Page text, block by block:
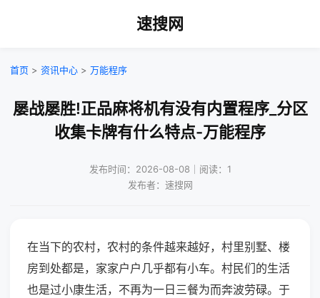
速搜网
首页 > 资讯中心 > 万能程序
屡战屡胜!正品麻将机有没有内置程序_分区
收集卡牌有什么特点-万能程序
发布时间：2026-08-08｜阅读：1
发布者：速搜网
在当下的农村，农村的条件越来越好，村里别墅、楼
房到处都是，家家户户几乎都有小车。村民们的生活
也是过小康生活，不再为一日三餐为而奔波劳碌。于